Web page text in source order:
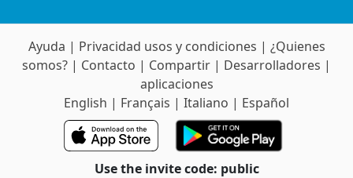
Ayuda | Privacidad usos y condiciones | ¿Quienes
somos? | Contacto | Compartir | Desarrolladores |
aplicaciones
English | Français | Italiano | Español
Use the invite code: public